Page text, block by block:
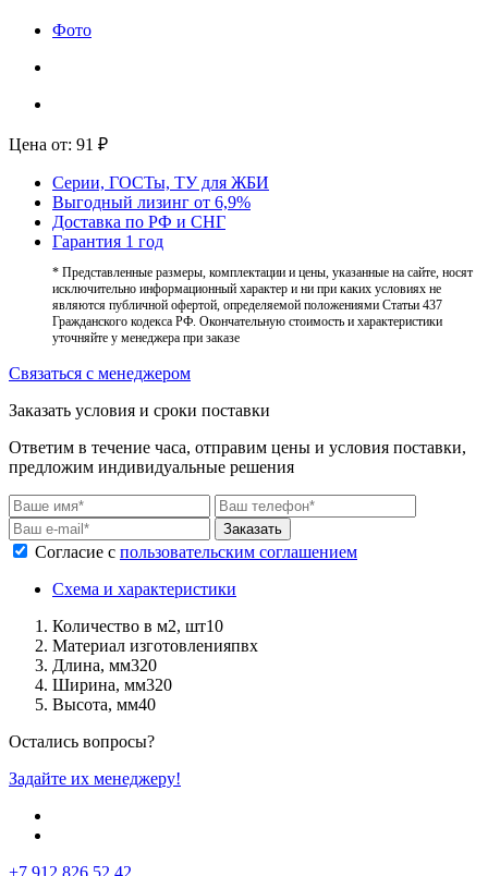
Фото
Цена от: 91 ₽
Серии, ГОСТы, ТУ для ЖБИ
Выгодный лизинг от 6,9%
Доставка по РФ и СНГ
Гарантия 1 год
* Представленные размеры, комплектации и цены, указанные на сайте, носят
исключительно информационный характер и ни при каких условиях не
являются публичной офертой, определяемой положениями Статьи 437
Гражданского кодекса РФ. Окончательную стоимость и характеристики
уточняйте у менеджера при заказе
Связаться с менеджером
Заказать условия и сроки поставки
Ответим в течение часа, отправим цены и условия поставки,
предложим индивидуальные решения
Заказать
Согласие с пользовательским соглашением
Схема и характеристики
Количество в м2, шт10
Материал изготовленияпвх
Длина, мм320
Ширина, мм320
Высота, мм40
Остались вопросы?
Задайте их менеджеру!
+7 912 826 52 42